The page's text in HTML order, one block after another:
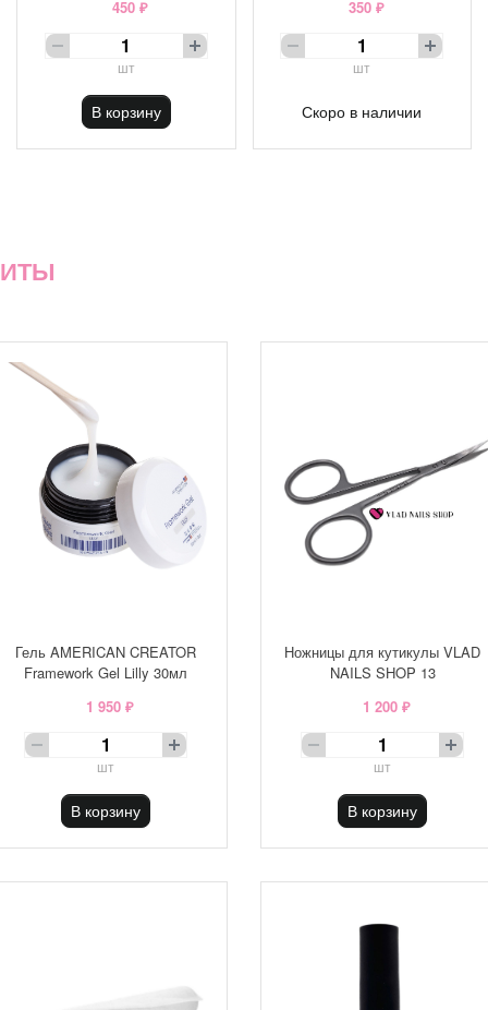
450 ₽
шт
В корзину
350 ₽
шт
Скоро в наличии
Гель AMERICAN CREATOR
Framework Gel Lilly 30мл
1 950 ₽
шт
В корзину
Ножницы для кутикулы VLAD
NAILS SHOP 13
1 200 ₽
шт
В корзину